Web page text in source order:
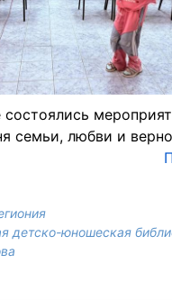
состоялись
семьи, любви и
детско-юношеская